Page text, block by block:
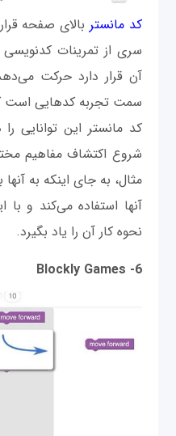
کد مانستر بالای صفحه
سری از تمرینات
آن قرار دارد حرکت
سمت تجربه کدهایی است
کد مانستر این توانایی
شروع اکتشاف مفاهیم
مثال، به جای اینکه به
آنها استفاده می‌کند و با
نحوه کار آن را یاد بگیرد.
6- Blockly Games